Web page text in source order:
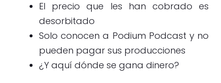
El precio que les han cobrado es
desorbitado
Solo conocen a Podium Podcast y no
pueden pagar sus producciones
¿Y aquí dónde se gana dinero?